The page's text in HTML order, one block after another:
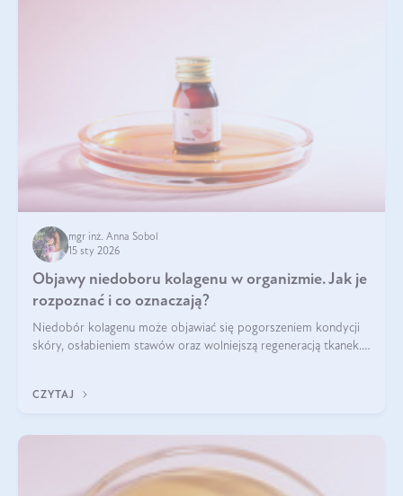
mgr inż. Anna Sobol
15 sty 2026
Objawy niedoboru kolagenu w organizmie. Jak je
rozpoznać i co oznaczają?
Niedobór kolagenu może objawiać się pogorszeniem kondycji
skóry, osłabieniem stawów oraz wolniejszą regeneracją tkanek.
osłabienie włosów.
CZYTAJ